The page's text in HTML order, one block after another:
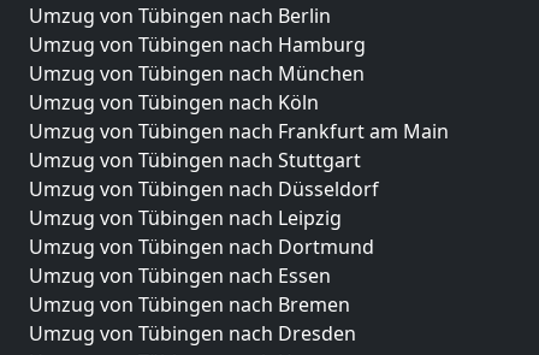
Umzug von Tübingen nach Berlin
Umzug von Tübingen nach Hamburg
Umzug von Tübingen nach München
Umzug von Tübingen nach Köln
Umzug von Tübingen nach Frankfurt am Main
Umzug von Tübingen nach Stuttgart
Umzug von Tübingen nach Düsseldorf
Umzug von Tübingen nach Leipzig
Umzug von Tübingen nach Dortmund
Umzug von Tübingen nach Essen
Umzug von Tübingen nach Bremen
Umzug von Tübingen nach Dresden